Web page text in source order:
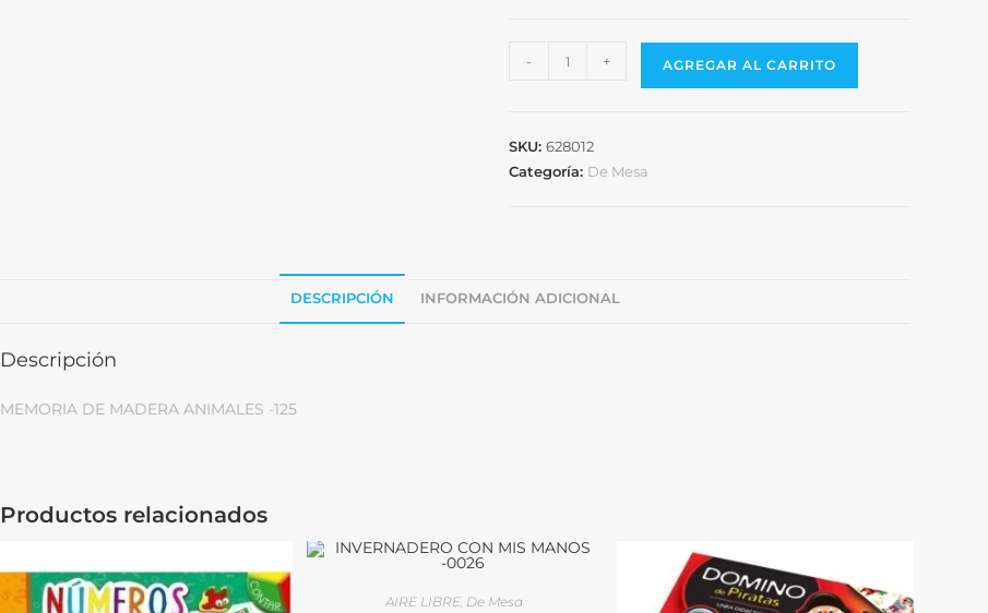
- + AGREGAR AL CARRITO
SKU:628012
Categoría: De Mesa
DESCRIPCIÓN INFORMACIÓN ADICIONAL
Descripción
MEMORIA DE MADERA ANIMALES -125
Productos relacionados
AIRE LIBRE, De Mesa